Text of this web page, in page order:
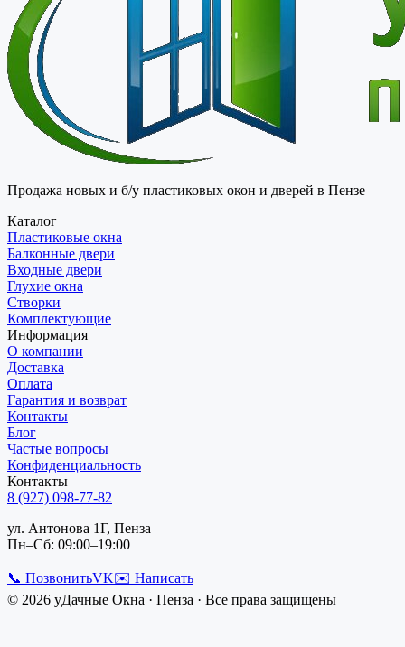
Продажа новых и б/у пластиковых окон и дверей в Пензе
Каталог
Пластиковые окна
Балконные двери
Входные двери
Глухие окна
Створки
Комплектующие
Информация
О компании
Доставка
Оплата
Гарантия и возврат
Контакты
Блог
Частые вопросы
Конфиденциальность
Контакты
8 (927) 098-77-82
ул. Антонова 1Г, Пенза
Пн–Сб: 09:00–19:00
📞 ПозвонитьVK✉️ Написать
© 2026 уДачные Окна · Пенза · Все права защищены